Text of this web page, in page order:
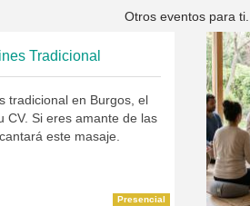
Otros eventos para ti...
Tradicional
tradicional en Burgos, el
CV. Si eres amante de las
este masaje.
Presencial